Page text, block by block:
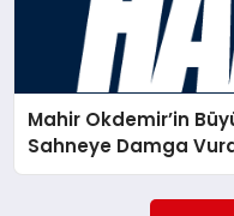
YEREL HABERLER
YAŞAM
Mahir Okdemir’in
Sahneye Damga